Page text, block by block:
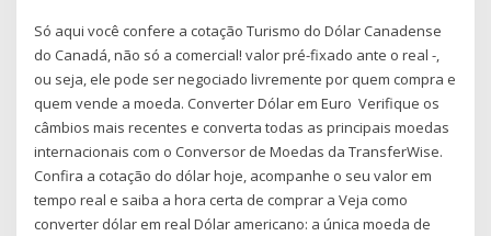
Só aqui você confere a cotação Turismo do Dólar Canadense
do Canadá, não só a comercial! valor pré-fixado ante o real -,
ou seja, ele pode ser negociado livremente por quem compra e
quem vende a moeda. Converter Dólar em Euro Verifique os
câmbios mais recentes e converta todas as principais moedas
internacionais com o Conversor de Moedas da TransferWise.
Confira a cotação do dólar hoje, acompanhe o seu valor em
tempo real e saiba a hora certa de comprar a Veja como
converter dólar em real Dólar americano: a única moeda de